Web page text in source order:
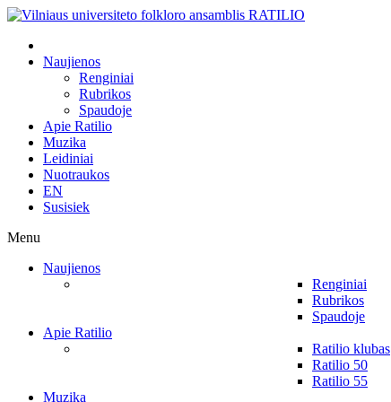
Naujienos
Renginiai
Rubrikos
Spaudoje
Apie Ratilio
Muzika
Leidiniai
Nuotraukos
EN
Susisiek
Menu
Naujienos
Renginiai
Rubrikos
Spaudoje
Apie Ratilio
Ratilio klubas
Ratilio 50
Ratilio 55
Muzika